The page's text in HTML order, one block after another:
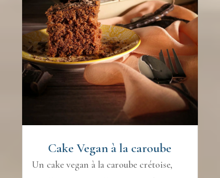
Cake Vegan à la caroube
Un cake vegan à la caroube crétoise,